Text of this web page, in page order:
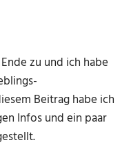
zu und ich habe
Beitrag habe ich
Infos und ein paar